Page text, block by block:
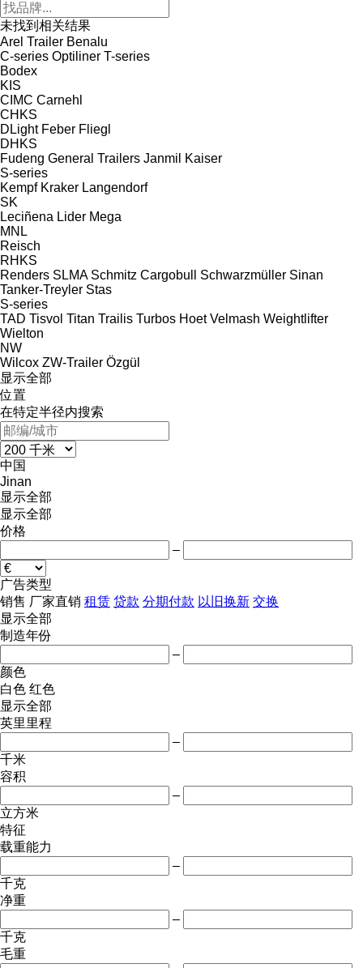
未找到相关结果
Arel Trailer Benalu
C-series Optiliner T-series
Bodex
KIS
CIMC Carnehl
CHKS
DLight Feber Fliegl
DHKS
Fudeng General Trailers Janmil
Kaiser
S-series
Kempf Kraker Langendorf
SK
Leciñena Lider Mega
MNL
Reisch
RHKS
Renders SLMA Schmitz Cargobull Schwarzmüller Sinan
Tanker-Treyler Stas
S-series
TAD Tisvol Titan Trailis Turbos Hoet Velmash Weightlifter
Wielton
NW
Wilcox ZW-Trailer Özgül
显示全部
位置
在特定半径内搜索
中国
Jinan
显示全部
显示全部
价格
–
广告类型
销售 厂家直销 租赁 贷款 分期付款 以旧换新 交换
显示全部
制造年份
–
颜色
白色 红色
显示全部
英里里程
–
千米
容积
–
立方米
特征
载重能力
–
千克
净重
–
千克
毛重